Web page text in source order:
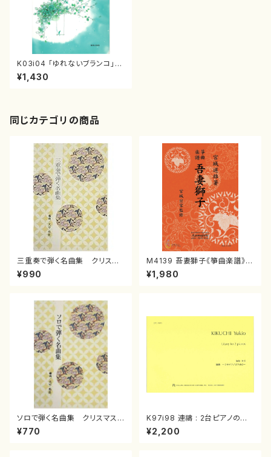
K03i04 「ゆれないブランコ」
（児童合唱（ソプラノ、メゾソプラ
ノ、アルト）、ピアノ/小林新/楽譜）
¥1,430
同じカテゴリの商品
三重奏で弾く名曲集 クリスマ
スメドレー( 箏2/大平光美 編
曲/楽譜）
¥990
M4139 吾妻獅子《箏曲楽譜》
（箏/宮城道雄著・宮城宗家監修/
箏曲古典楽譜）
¥1,980
ソロで弾く名曲集 クリスマス・
イブ／恋人がサンタクロース(
箏独奏 /大平光美 編曲/楽
¥770
K97i98 連禱 : 2台ピアノのた
めの（2 Pianos / 菊池 幸夫 /
楽譜）
¥2,200